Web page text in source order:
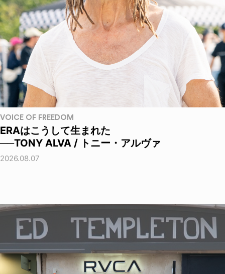
VOICE OF FREEDOM
ERAはこうして生まれた
──TONY ALVA / トニー・アルヴァ
2026.08.07